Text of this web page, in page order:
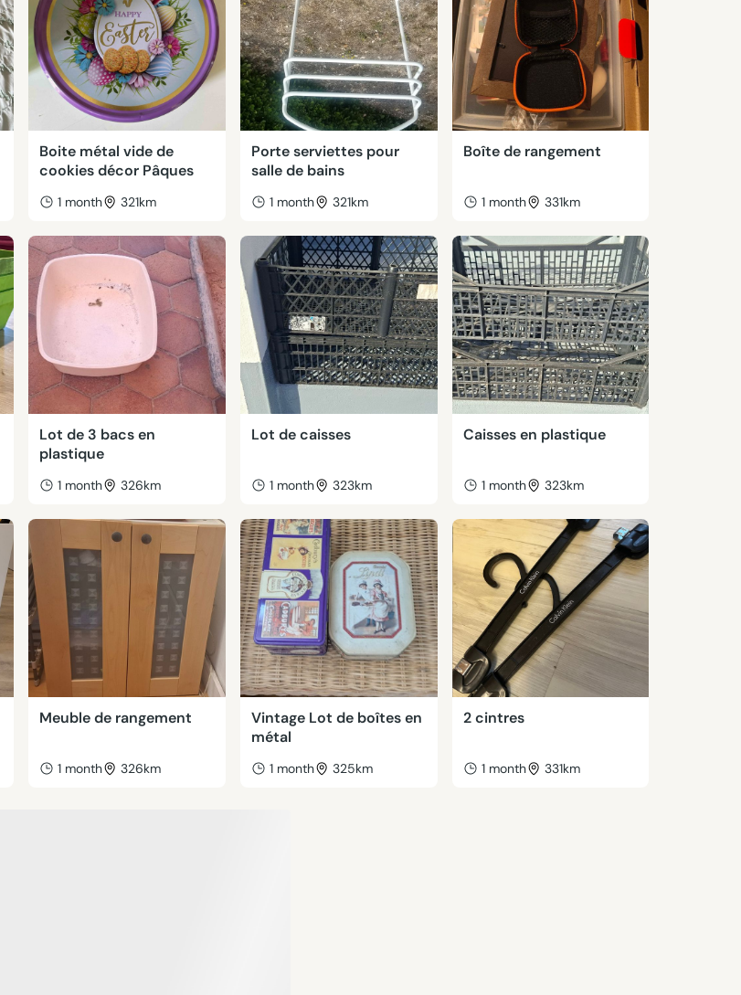
Boite métal vide de
cookies décor Pâques
1 month 321km
Porte serviettes pour
salle de bains
1 month 321km
Boîte de rangement
1 month 331km
Lot de 3 bacs en
plastique
1 month 326km
Lot de caisses
1 month 323km
Caisses en plastique
1 month 323km
Meuble de rangement
1 month 326km
Vintage Lot de boîtes en
métal
1 month 325km
2 cintres
1 month 331km